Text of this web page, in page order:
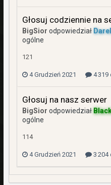
Głosuj codziennie na
BigSior odpowiedział
ogólne
121
4 Grudzień 2021 4 319
Głosuj na nasz serwer
BigSior odpowiedział
ogólne
114
4 Grudzień 2021 3 204